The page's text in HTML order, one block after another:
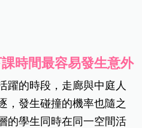
時間最容易發生意外
躍的時段，走廊與中庭人
，發生碰撞的機率也隨之
的學生同時在同一空間活